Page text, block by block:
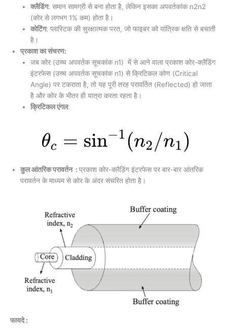
क्लैडिंग: समान सामग्री से बना होता है, लेकिन इसका अपवर्तकांक n2n2​
(कोर से लगभग 1% कम) होता है।
कोटिंग: प्लास्टिक की सुरक्षात्मक परत, जो फाइबर को यांत्रिक क्षति से बचाती
है।
प्रकाश का संचरण:
जब कोर (उच्च अपवर्तक सूचकांक n1​) में से आने वाला प्रकाश कोर-क्लैडिंग
इंटरफेस (उच्च अपवर्तक सूचकांक n1​) से क्रिटिकल कोण (Critical
Angle) पर टकराता है, तो यह पूरी तरह परावर्तित (Reflected) हो जाता
है और कोर के भीतर ही यात्रा करता रहता है।
क्रिटिकल एंगल:
कुल आंतरिक परावर्तन : प्रकाश कोर-क्लैडिंग इंटरफेस पर बार-बार आंतरिक
परावर्तन के माध्यम से कोर के अंदर संचरित होता है।
फायदे :